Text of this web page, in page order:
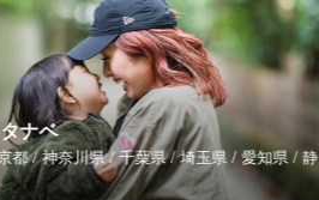
川県 千葉県 埼玉県 愛知県
静岡